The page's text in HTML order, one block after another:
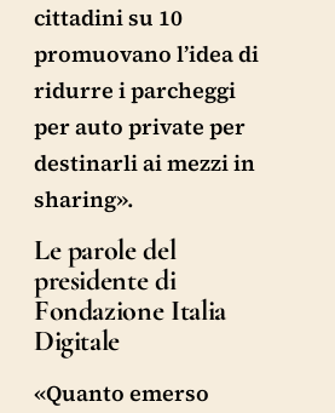
cittadini su 10
promuovano l’idea di
ridurre i parcheggi
per auto private per
destinarli ai mezzi in
sharing».
Le parole del
presidente di
Fondazione Italia
Digitale
«Quanto emerso